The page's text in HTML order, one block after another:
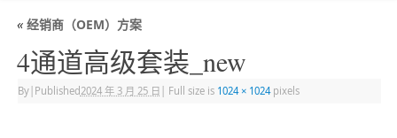
«经销商（OEM）方案
4通道高级套装_new
By| Published 2024 年 3 月 25 日 Full size is 1024 × 1024pixels